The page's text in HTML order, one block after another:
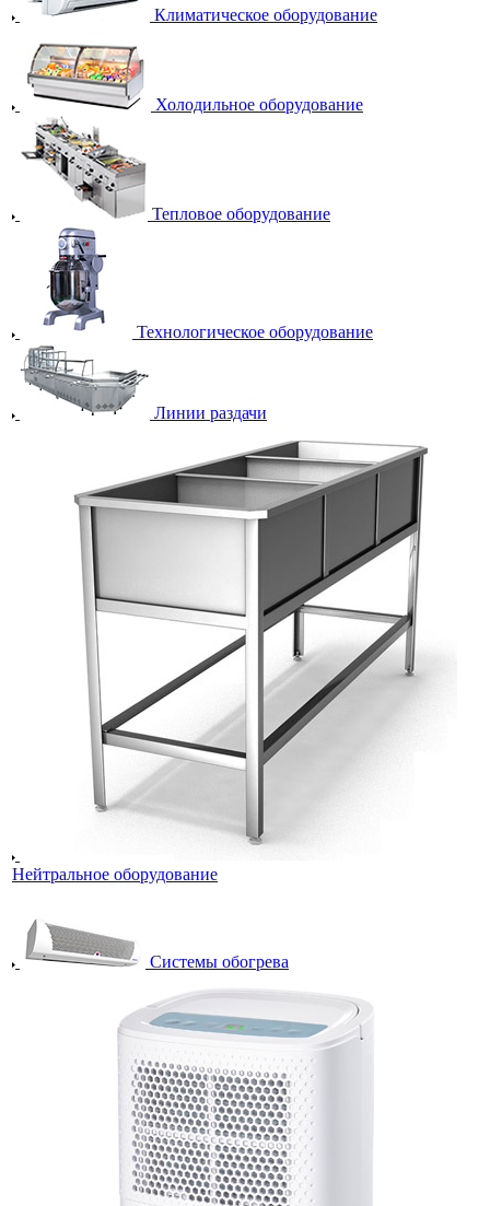
Климатическое оборудование
Холодильное оборудование
Тепловое оборудование
Технологическое оборудование
Линии раздачи
Нейтральное оборудование
Системы обогрева